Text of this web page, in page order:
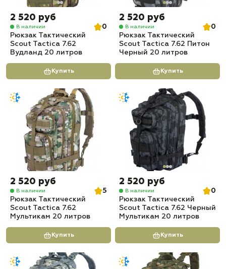
2 520 руб
В наличии
0
Рюкзак Тактический
Scout Tactica 7.62
Вудланд 20 литров
Купить
2 520 руб
В наличии
0
Рюкзак Тактический
Scout Tactica 7.62 Питон
Черный 20 литров
Купить
2 520 руб
В наличии
5
Рюкзак Тактический
Scout Tactica 7.62
Мультикам 20 литров
Купить
2 520 руб
В наличии
0
Рюкзак Тактический
Scout Tactica 7.62 Черный
Мультикам 20 литров
Купить